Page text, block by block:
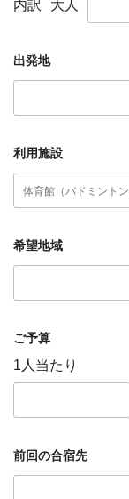
内訳 大人
出発地
利用施設
希望地域
ご予算
1人当たり
前回の合宿先